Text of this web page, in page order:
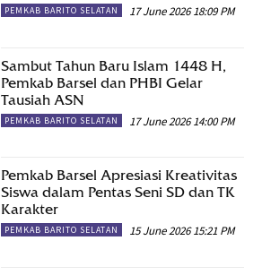
PEMKAB BARITO SELATAN 17 June 2026 18:09 PM
Sambut Tahun Baru Islam 1448 H,
Pemkab Barsel dan PHBI Gelar
Tausiah ASN
PEMKAB BARITO SELATAN 17 June 2026 14:00 PM
Pemkab Barsel Apresiasi Kreativitas
Siswa dalam Pentas Seni SD dan TK
Karakter
PEMKAB BARITO SELATAN 15 June 2026 15:21 PM